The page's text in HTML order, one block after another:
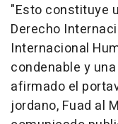
"Esto constituye
Derecho
Internacional
condenable y
afirmado el
jordano, Fuad al